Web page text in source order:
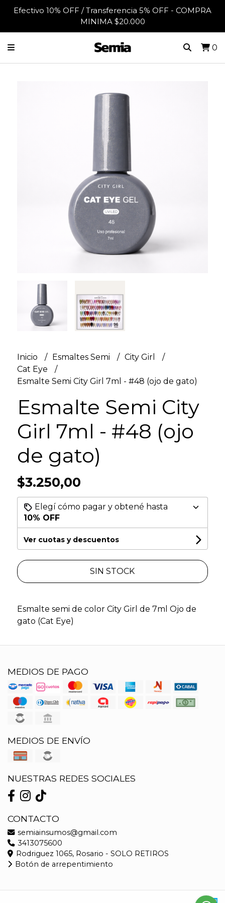
Efectivo 10% OFF / Transferencia 5% OFF - COMPRA
MINIMA $20.000
0
Inicio Esmaltes Semi
City Girl
Cat Eye
Esmalte Semi City Girl 7ml - #48 (ojo de gato)
Esmalte Semi City
Girl 7ml - #48 (ojo
de gato)
$3.250,00
Elegí cómo pagar y obtené hasta
10% OFF
Ver cuotas y descuentos
SIN STOCK
Esmalte semi de color City Girl de 7ml Ojo de
gato (Cat Eye)
MEDIOS DE PAGO
MEDIOS DE ENVÍO
NUESTRAS REDES SOCIALES
CONTACTO
semiainsumos@gmail.com
3413075600
Rodriguez 1065, Rosario - SOLO RETIROS
Botón de arrepentimiento